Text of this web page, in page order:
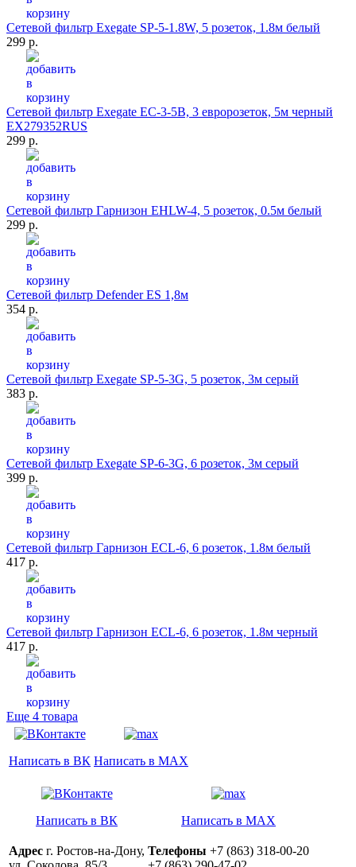
Сетевой фильтр Exegate SP-5-1.8W, 5 розеток, 1.8м белый
299 р.
Сетевой фильтр Exegate EC-3-5B, 3 евророзеток, 5м черный
EX279352RUS
299 р.
Сетевой фильтр Гарнизон ЕНLW-4, 5 розеток, 0.5м белый
299 р.
Сетевой фильтр Defender ES 1,8м
354 р.
Сетевой фильтр Exegate SP-5-3G, 5 розеток, 3м серый
383 р.
Сетевой фильтр Exegate SP-6-3G, 6 розеток, 3м серый
399 р.
Сетевой фильтр Гарнизон ЕCL-6, 6 розеток, 1.8м белый
417 р.
Сетевой фильтр Гарнизон ЕCL-6, 6 розеток, 1.8м черный
417 р.
Еще 4 товара
Написать в ВК Написать в MAX
Написать в ВК Написать в MAX
Адрес г. Ростов-на-Дону, Телефоны +7 (863) 318-00-20